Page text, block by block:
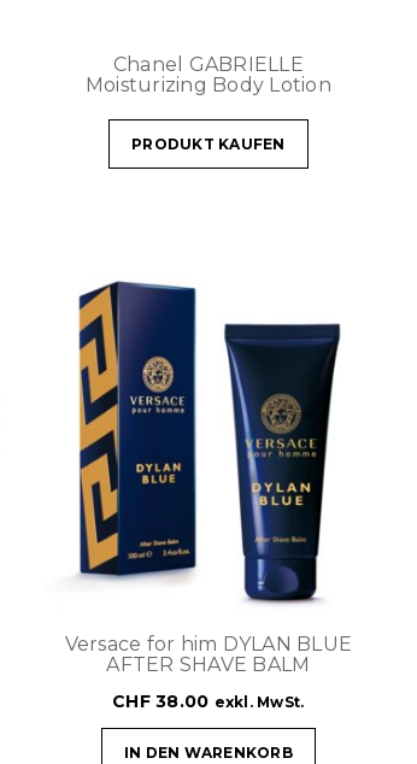
Chanel GABRIELLE
Moisturizing Body Lotion
PRODUKT KAUFEN
Versace for him DYLAN BLUE
AFTER SHAVE BALM
CHF38.00 exkl. MwSt.
IN DEN WARENKORB